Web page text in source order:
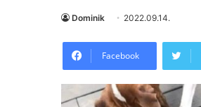
Dominik 2022.09.14.
Facebook